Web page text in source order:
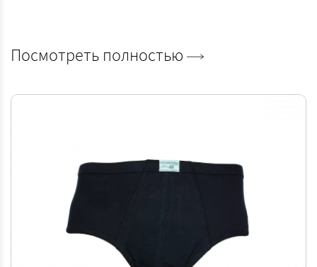
Посмотреть полностью